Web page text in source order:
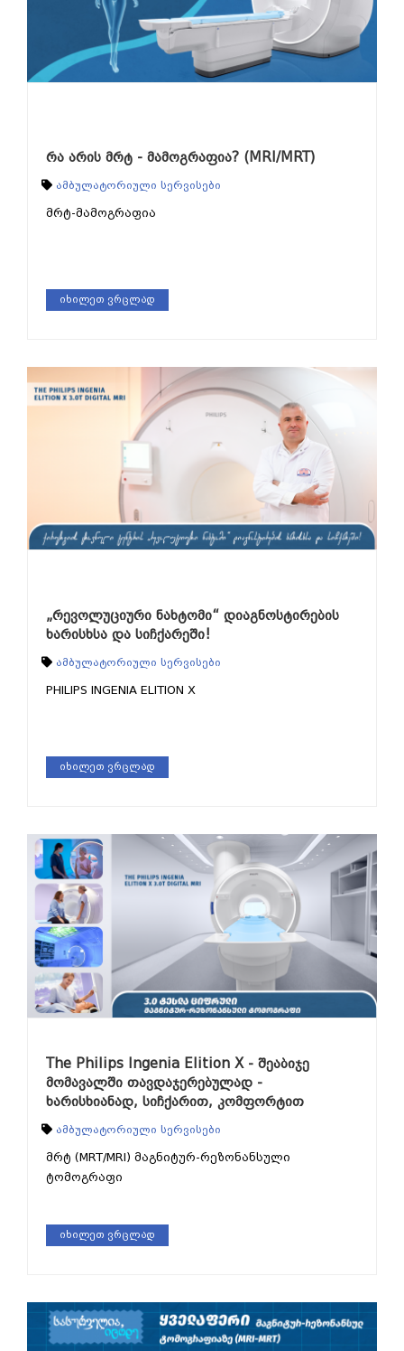
რა არის მრტ - მამოგრაფია? (MRI/MRT)
ამბულატორიული სერვისები
მრტ-მამოგრაფია
იხილეთ ვრცლად
„რევოლუციური ნახტომი“ დიაგნოსტირების
ხარისხსა და სიჩქარეში!
ამბულატორიული სერვისები
PHILIPS INGENIA ELITION X
იხილეთ ვრცლად
The Philips Ingenia Elition X - შეაბიჯე
მომავალში თავდაჯერებულად -
ხარისხიანად, სიჩქარით, კომფორტით
ამბულატორიული სერვისები
მრტ (MRT/MRI) მაგნიტურ-რეზონანსული
ტომოგრაფი
იხილეთ ვრცლად